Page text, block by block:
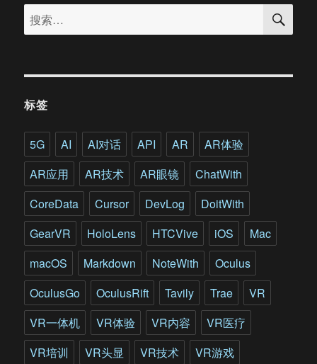
在
组
建
戏”
搜
索：
搜
标签
5G AI AI对话 API AR
AR体验
AR应用
AR技术 AR眼镜
ChatWith
CoreData
Cursor DevLog
DoitWith
GearVR
HoloLens HTCVive iOS
Mac
macOS
Markdown NoteWith
Oculus
OculusGo
OculusRift Tavily Trae
VR
VR一体机
VR体验 VR内容
VR医疗
VR培训
VR头显 VR技术
VR游戏